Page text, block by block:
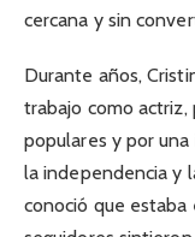
cercana y sin
Durante años,
trabajo como actriz,
populares y por
la independencia y
conoció que estaba